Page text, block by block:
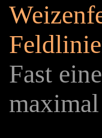
Fast